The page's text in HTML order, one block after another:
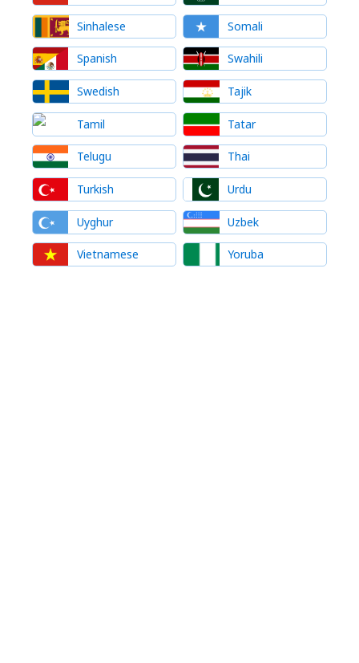
Sinhalese Somali
Spanish Swahili
Swedish Tajik
Tamil Tatar
Telugu Thai
Turkish Urdu
Uyghur Uzbek
Vietnamese Yoruba